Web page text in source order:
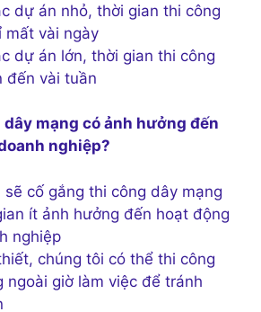
dự án nhỏ, thời gian thi công
mất vài ngày
dự án lớn, thời gian thi công
đến vài tuần
mạng có ảnh hưởng đến
nghiệp?
sẽ cố gắng thi công dây mạng
ít ảnh hưởng đến hoạt động
nghiệp
chúng tôi có thể thi công
ngoài giờ làm việc để tránh